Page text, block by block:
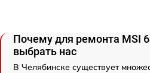
Почему для ремонта MSI
выбрать нас
В Челябинске существует